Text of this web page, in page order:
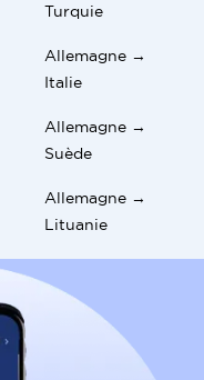
Turquie
Allemagne →
Italie
Allemagne →
Suède
Allemagne →
Lituanie